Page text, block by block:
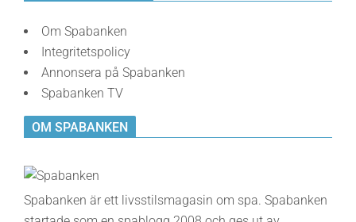
Om Spabanken
Integritetspolicy
Annonsera på Spabanken
Spabanken TV
OM SPABANKEN
Spabanken är ett livsstilsmagasin om spa. Spabanken